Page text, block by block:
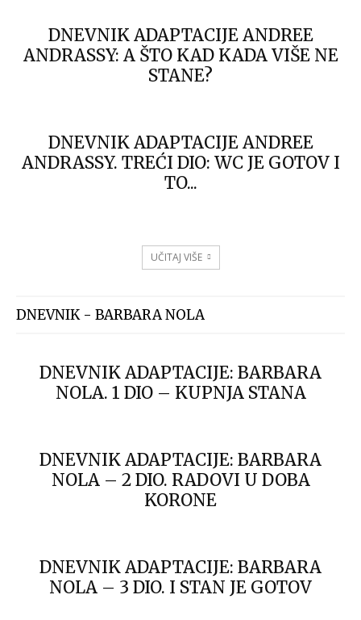
DNEVNIK ADAPTACIJE ANDREE
ANDRASSY: A ŠTO KAD KADA VIŠE NE
STANE?
DNEVNIK ADAPTACIJE ANDREE
ANDRASSY. TREĆI DIO: WC JE GOTOV I
TO...
UČITAJ VIŠE
DNEVNIK - BARBARA NOLA
DNEVNIK ADAPTACIJE: BARBARA
NOLA. 1 DIO – KUPNJA STANA
DNEVNIK ADAPTACIJE: BARBARA
NOLA – 2 DIO. RADOVI U DOBA
KORONE
DNEVNIK ADAPTACIJE: BARBARA
NOLA – 3 DIO. I STAN JE GOTOV